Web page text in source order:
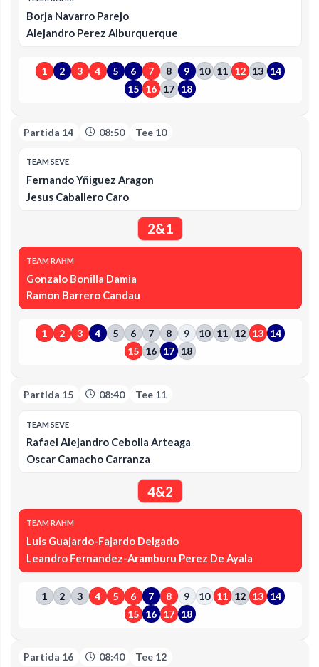
Borja Navarro Parejo
Alejandro Perez Alburquerque
1 2 3 4 5 6 7 8 9 10 11 12 13 14
15 16 17 18
Partida 14 08:50 Tee 10
TEAM SEVE
Fernando Yñiguez Aragon
Jesus Caballero Caro
2&1
TEAM RAHM
Gonzalo Bonilla Damia
Ramon Barrero Candau
1 2 3 4 5 6 7 8 9 10 11 12 13 14
15 16 17 18
Partida 15 08:40 Tee 11
TEAM SEVE
Rafael Alejandro Cebolla Arteaga
Oscar Camacho Carranza
4&2
TEAM RAHM
Luis Guajardo-Fajardo Delgado
Leandro Fernandez-Aramburu Perez De Ayala
1 2 3 4 5 6 7 8 9 10 11 12 13 14
15 16 17 18
Partida 16 08:40 Tee 12